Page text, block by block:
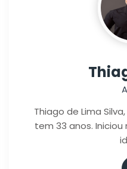
Thiago de Lima
tem 33 anos. Iniciou